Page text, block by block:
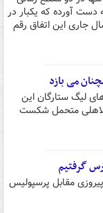
برد به دست آورده که یکبار در
در سال جاری این اتفاق رقم
می بازد
لیگ ستارگان این
الاهلی متحمل شکست
گرفتیم
مقابل پرسپولیس